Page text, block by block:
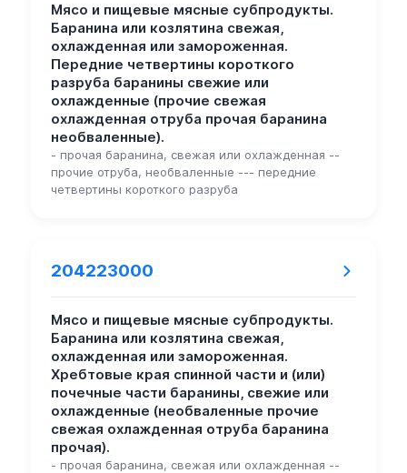
Мясо и пищевые мясные субпродукты.
Баранина или козлятина свежая,
охлажденная или замороженная.
Передние четвертины короткого
разруба баранины свежие или
охлажденные (прочие свежая
охлажденная отруба прочая баранина
необваленные).
- прочая баранина, свежая или охлажденная --
прочие отруба, необваленные --- передние
четвертины короткого разруба
204223000
Мясо и пищевые мясные субпродукты.
Баранина или козлятина свежая,
охлажденная или замороженная.
Хребтовые края спинной части и (или)
почечные части баранины, свежие или
охлажденные (необваленные прочие
свежая охлажденная отруба баранина
прочая).
- прочая баранина, свежая или охлажденная --